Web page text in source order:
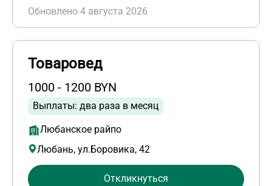
Обновлено 4 августа 2026
Товаровед
1000 - 1200 BYN
Выплаты: два раза в месяц
Любанское райпо
Любань, ул.Боровика, 42
Откликнуться